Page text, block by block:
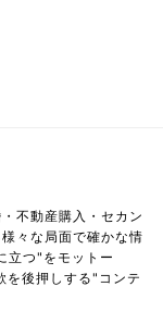
不動産購入・セカン
々な局面で確かな情
立つ"をモットー
を後押しする"コンテ